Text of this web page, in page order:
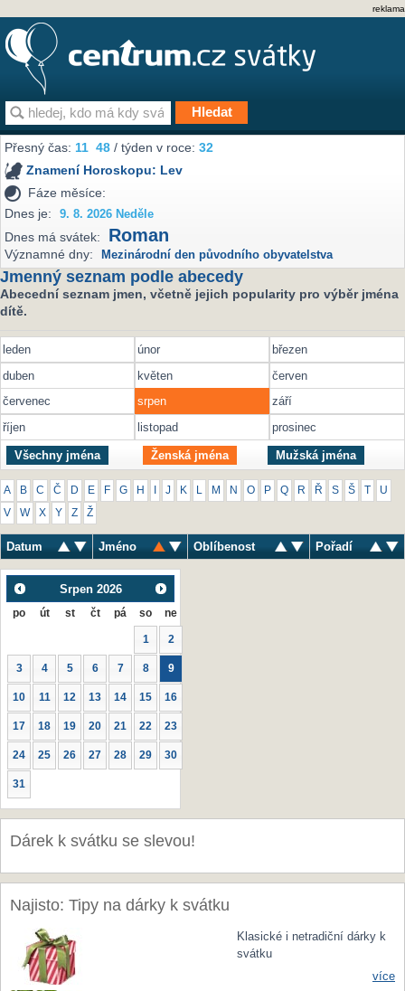
reklama
Přesný čas:11 48 / týden v roce:32
Znamení Horoskopu: Lev
Fáze měsíce:
Dnes je:
9. 8. 2026 Neděle
Dnes má svátek: Roman
Významné dny: Mezinárodní den původního obyvatelstva
Jmenný seznam podle abecedy
Abecední seznam jmen, včetně jejich popularity pro výběr jména
dítě.
leden únor
březen
duben
květen
červen
červenec
srpen
září
říjen
listopad prosinec
Všechny jména Ženská jména Mužská jména
A B C Č D E F G H J K M N O P Q R Ř S Š U
V W X Y Z Ž
Datum Jméno Oblíbenost Pořadí
Srpen 2026
po út st čt pá so ne
1 2
3 4 5 6 7 8 9
10 11 12 13 14 15 16
17 18 19 20 21 22 23
24 25 26 27 28 29 30
31
Dárek k svátku se slevou!
Najisto: Tipy na dárky k svátku
Klasické i netradiční dárky k
svátku
více